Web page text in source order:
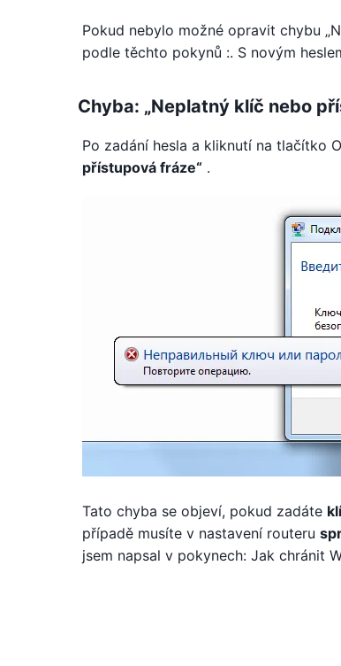
Pokud nebylo možné opravit chybu
podle těchto pokynů :. S novým
Chyba: „Neplatný klíč nebo
Po zadání hesla a kliknutí na tlačítko
přístupová fráze“ .
Tato chyba se objeví, pokud zadáte
případě musíte v nastavení routeru
jsem napsal v pokynech: Jak chránit